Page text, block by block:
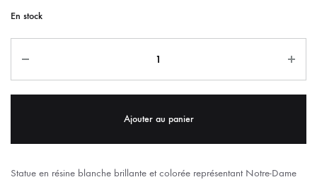
En stock
Ajouter au panier
Statue en résine blanche brillante et colorée représentant Notre-Dame